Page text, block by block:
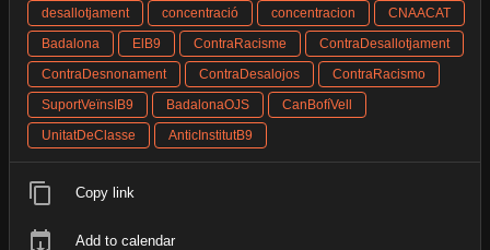
desallotjament concentració concentracion
CNAACAT
Badalona
ElB9 ContraRacisme
ContraDesallotjament
ContraDesnonament
ContraDesalojos
ContraRacismo
SuportVeïnsIB9
BadalonaOJS
CanBofíVell
UnitatDeClasse
AnticInstitutB9
Copy link
Add to calendar